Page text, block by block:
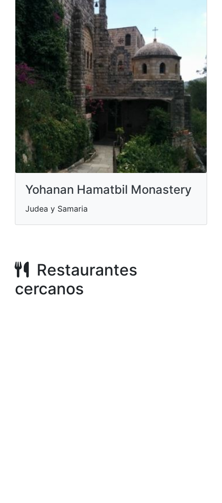
Yohanan Hamatbil Monastery
Judea y Samaria
Restaurantes
cercanos